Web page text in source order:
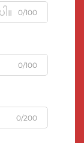
0/100
0/100
0/200